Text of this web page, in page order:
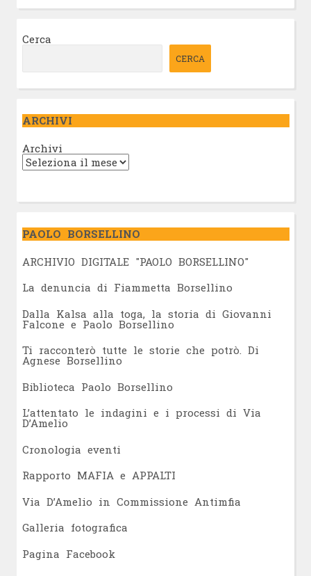
Cerca
CERCA
ARCHIVI
Archivi
PAOLO BORSELLINO
ARCHIVIO DIGITALE "PAOLO BORSELLINO"
La denuncia di Fiammetta Borsellino
Dalla Kalsa alla toga, la storia di Giovanni
Falcone e Paolo Borsellino
Ti racconterò tutte le storie che potrò. Di
Agnese Borsellino
Biblioteca Paolo Borsellino
L’attentato le indagini e i processi di Via
D’Amelio
Cronologia eventi
Rapporto MAFIA e APPALTI
Via D’Amelio in Commissione Antimfia
Galleria fotografica
Pagina Facebook